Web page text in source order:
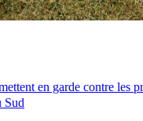
en garde contre les
Sud